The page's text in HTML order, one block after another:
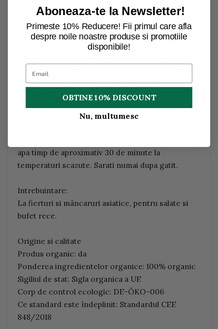
Fasolea Mung bio Rapunzel este usor dulce la gust
si are nevoie de un timp scurt de înmuiere de
numai 1-2 ore. Fasolea este deosebit de populara
în bucataria asiatica pentru mâncarurile wok. În
India, fasolea Mung este una dintre alimentele de
baza. Fasolea Mung este usor dulceaga în aroma si
apa timp de aproximativ 30 de minute la
temperaturi scazute. Sarati numai dupa gatit.
Intrebuintare:
La fierturi si mâncaruri asiatice, pentru salate si
bufet rece.
Origine si calitate
Produs organic: da
Ponderea ingredientelor organice: 100% organic
Sigiliul de stat: Sigla organica a UE
Corp de control ecologic: DE-ÖKO-006
Ce standard este îndeplinit: Standardul CEE
848/2018
Aboneaza-te la Newsletter!
Primeste 10% Reducere! Fii primul care afla
despre noile noastre produse si promotiile
disponibile!
OBTINE 10% DISCOUNT
Nu, multumesc